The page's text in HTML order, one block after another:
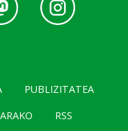
PUBLIZITATEA
RSS